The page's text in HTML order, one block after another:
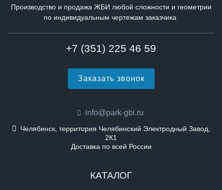
Производство и продажа ЖБИ любой сложности и геометрии
по индивидуальным чертежам заказчика
+7 (351) 225 46 59
Заказать звонок
info@park-gbi.ru
Челябинск, территория Челябинский Электродный Завод,
2К1
Доставка по всей России
КАТАЛОГ